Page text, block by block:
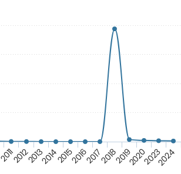
201120122013201420152016201720182019202020232024